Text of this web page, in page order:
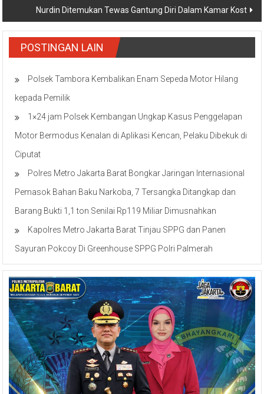
Nurdin Ditemukan Tewas Gantung Diri Dalam Kamar Kost
POSTINGAN LAIN
Polsek Tambora Kembalikan Enam Sepeda Motor Hilang
kepada Pemilik
1×24 jam Polsek Kembangan Ungkap Kasus Penggelapan
Motor Bermodus Kenalan di Aplikasi Kencan, Pelaku Dibekuk di
Ciputat
Polres Metro Jakarta Barat Bongkar Jaringan Internasional
Pemasok Bahan Baku Narkoba, 7 Tersangka Ditangkap dan
Barang Bukti 1,1 ton Senilai Rp119 Miliar Dimusnahkan
Kapolres Metro Jakarta Barat Tinjau SPPG dan Panen
Sayuran Pokcoy Di Greenhouse SPPG Polri Palmerah